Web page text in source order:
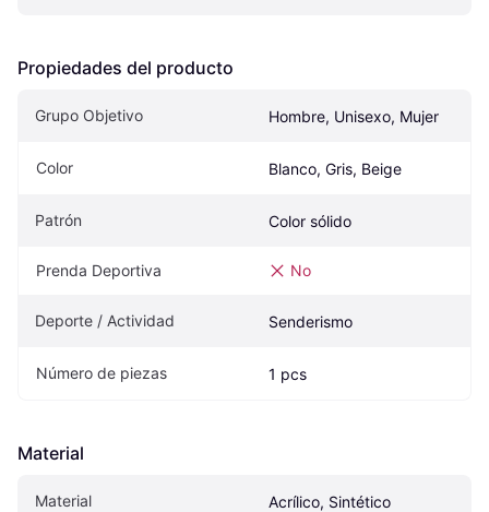
Propiedades del producto
Grupo Objetivo Hombre, Unisexo, Mujer
Color Blanco, Gris, Beige
Patrón Color sólido
Prenda Deportiva No
Deporte / Actividad Senderismo
Número de piezas 1 pcs
Material
Material Acrílico, Sintético